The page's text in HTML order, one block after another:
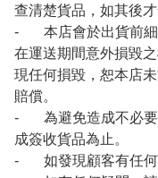
查清楚貨品，如其後
- 本店會於出貨前細
在運送期間意外損毀
現任何損毀，恕本店
賠償。
- 為避免造成不必要
成簽收貨品為止。
- 如發現顧客有任何